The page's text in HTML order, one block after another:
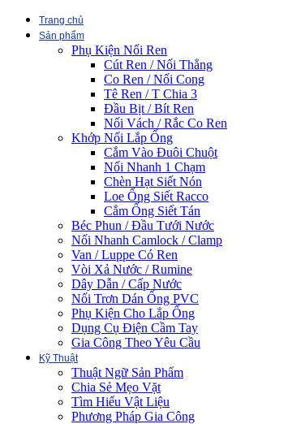
Trang chủ
Sản phẩm
Phụ Kiện Nối Ren
Cút Ren / Nối Thẳng
Co Ren / Nối Cong
Tê Ren / T Chia 3
Đầu Bịt / Bít Ren
Nối Vách / Rắc Co Ren
Khớp Nối Lắp Ống
Cắm Vào Đuôi Chuột
Nối Nhanh 1 Chạm
Chèn Hạt Siết Nón
Loe Ống Siết Racco
Cắm Ống Siết Tán
Béc Phun / Đầu Tưới Nước
Nối Nhanh Camlock / Clamp
Van / Luppe Có Ren
Vòi Xả Nước / Rumine
Dây Dẫn / Cấp Nước
Nối Trơn Dán Ống PVC
Phụ Kiện Cho Lắp Ống
Dụng Cụ Điện Cầm Tay
Gia Công Theo Yêu Cầu
Kỹ Thuật
Thuật Ngữ Sản Phẩm
Chia Sẻ Mẹo Vặt
Tìm Hiểu Vật Liệu
Phương Pháp Gia Công